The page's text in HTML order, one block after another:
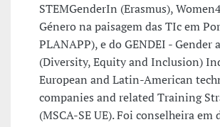
STEMGenderIn (Erasmus),
Género na paisagem das TIc em
PLANAPP), e do GENDEI - Gender
(Diversity, Equity and Inclusion)
European and Latin-American
companies and related Training
(MSCA-SE UE). Foi conselheira em